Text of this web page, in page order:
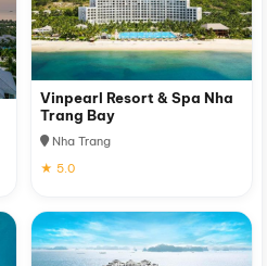
Vinpearl Resort & Spa Nha
Trang Bay
Nha Trang
★ 5.0